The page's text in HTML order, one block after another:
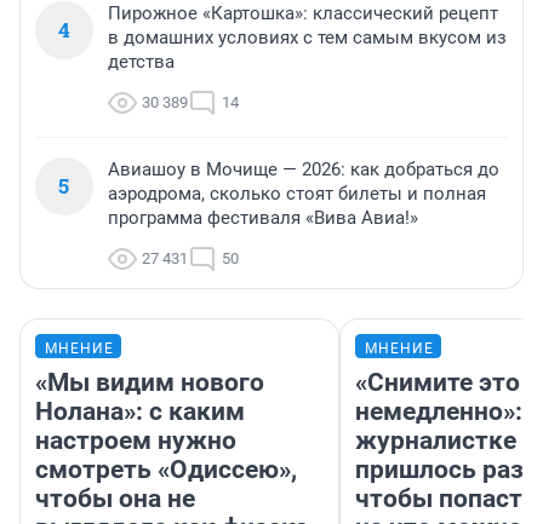
4
Пирожное «Картошка»: классический рецепт
в домашних условиях с тем самым вкусом из
детства
30 389 14
5
Авиашоу в Мочище — 2026: как добраться до
аэродрома, сколько стоят билеты и полная
программа фестиваля «Вива Авиа!»
27 431 50
МНЕНИЕ
«Мы видим нового
Нолана»: с каким
настроем нужно
смотреть «Одиссею»,
чтобы она не
МНЕНИЕ
«Снимите это
немедленно»:
журналистке
пришлось
чтобы попасть